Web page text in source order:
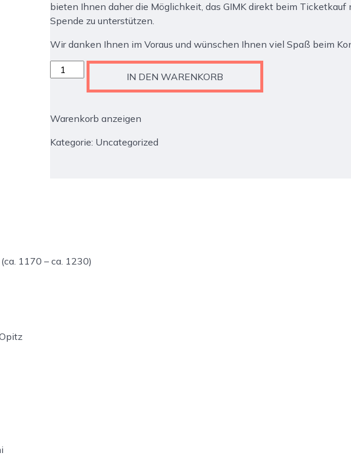
bieten Ihnen daher die Möglichkeit, das GIMK direkt beim Ticketkauf
Spende zu unterstützen.
Wir danken Ihnen im Voraus und wünschen Ihnen viel Spaß beim
GIMK
Musik-
1.
Konzert
IN DEN WARENKORB
Warenkorb anzeigen
Kategorie: Uncategorized
1170 – ca. 1230)